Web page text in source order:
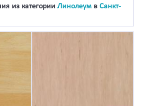
из категории Линолеум в Санкт-